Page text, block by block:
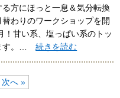
方にほっと一息＆気分転換
わりのワークショップを開
！甘い系、塩っぱい系のトッ
ます。…続きを読む
次へ »